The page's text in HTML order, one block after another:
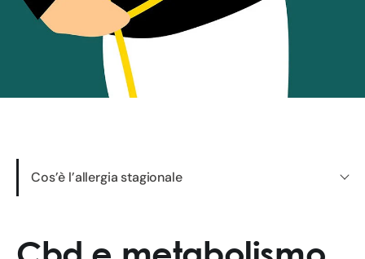
Cos’è l’allergia stagionale